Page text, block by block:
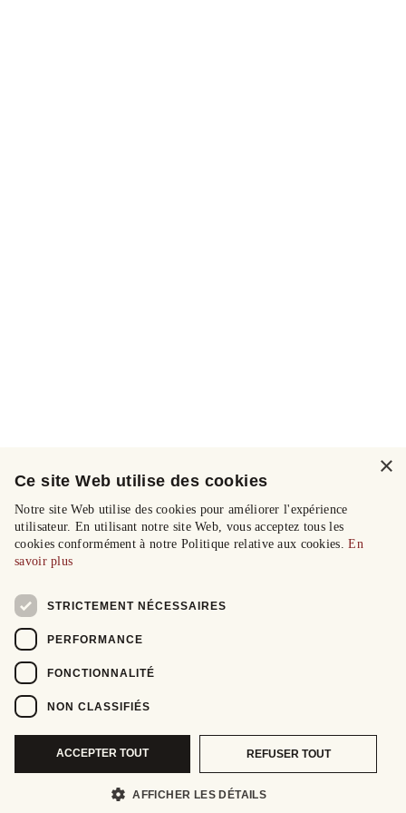
×
Ce site Web utilise des cookies
Notre site Web utilise des cookies pour améliorer l'expérience
utilisateur. En utilisant notre site Web, vous acceptez tous les
cookies conformément à notre Politique relative aux cookies.En
savoir plus
STRICTEMENT NÉCESSAIRES
PERFORMANCE
FONCTIONNALITÉ
NON CLASSIFIÉS
ACCEPTER TOUT REFUSER TOUT
AFFICHER LES DÉTAILS